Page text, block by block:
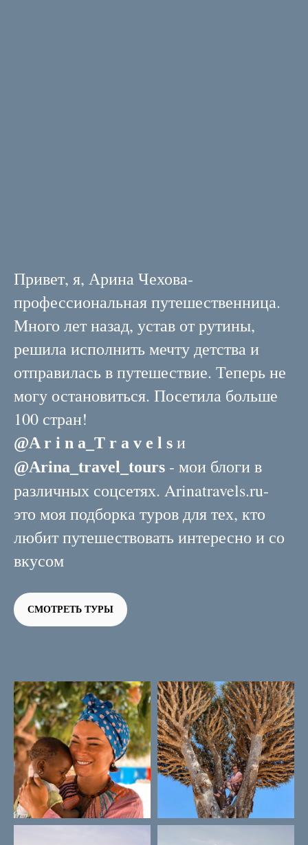
Привет, я, Арина Чехова-
профессиональная путешественница.
Много лет назад, устав от рутины,
решила исполнить мечту детства и
отправилась в путешествие. Теперь не
могу остановиться. Посетила больше
100 стран!
@A r i n a_T r a v e l s и
@Arina_travel_tours - мои блоги в
различных соцсетях. Arinatravels.ru-
это моя подборка туров для тех, кто
любит путешествовать интересно и со
вкусом
СМОТРЕТЬ ТУРЫ